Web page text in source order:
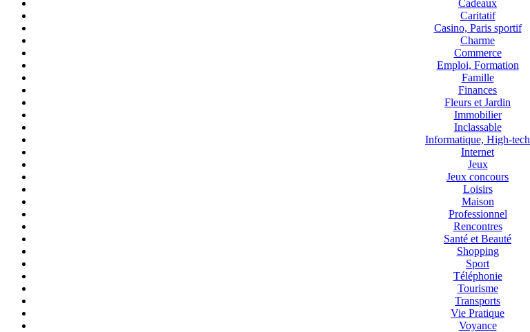
Cadeaux
Caritatif
Casino, Paris sportif
Charme
Commerce
Emploi, Formation
Famille
Finances
Fleurs et Jardin
Immobilier
Inclassable
Informatique, High-tech
Internet
Jeux
Jeux concours
Loisirs
Maison
Professionnel
Rencontres
Santé et Beauté
Shopping
Sport
Téléphonie
Tourisme
Transports
Vie Pratique
Voyance